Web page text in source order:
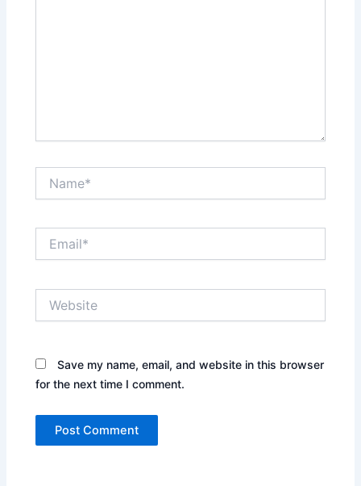
Save my name, email, and website in this browser
for the next time I comment.